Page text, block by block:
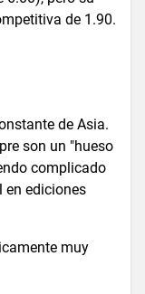
de 1.90.
de Asia.
son un "hueso
complicado
en ediciones
muy